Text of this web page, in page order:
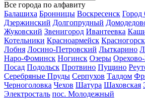
Все города по алфавиту
Балашиха Бронницы Воскресенск Город
Дзержинский Долгопрудный
Жуковский Звенигород Ивантеевка
Котельники Красноармейск Красногорск
Лобня Лосино-Петровский Лыткарино
Наро-Фоминск Ногинск Озеры
Посад Подольск Протвино Пущино
Серебряные Пруды Серпухов Талдом
Черноголовка Чехов Шатура Шаховская
Электросталь пос. Молодежный